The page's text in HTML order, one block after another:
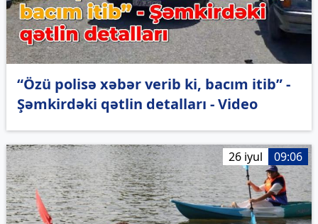
“Özü polisə xəbər verib ki, bacım itib” -
Şəmkirdəki qətlin detalları - Video
26 iyul 09:06